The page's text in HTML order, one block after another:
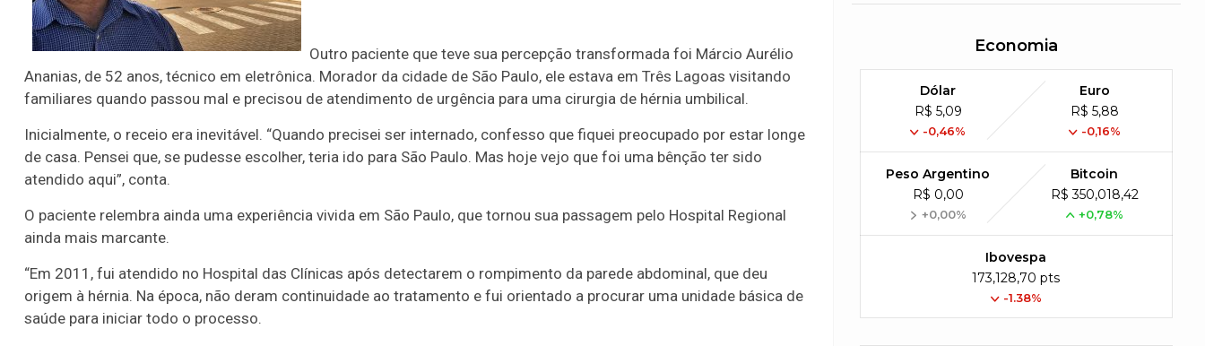
Outro paciente que teve sua percepção transformada foi Márcio Aurélio
Ananias, de 52 anos, técnico em eletrônica. Morador da cidade de São Paulo, ele estava em Três Lagoas visitando
familiares quando passou mal e precisou de atendimento de urgência para uma cirurgia de hérnia umbilical.
Inicialmente, o receio era inevitável. “Quando precisei ser internado, confesso que fiquei preocupado por estar longe
de casa. Pensei que, se pudesse escolher, teria ido para São Paulo. Mas hoje vejo que foi uma bênção ter sido
atendido aqui”, conta.
O paciente relembra ainda uma experiência vivida em São Paulo, que tornou sua passagem pelo Hospital Regional
ainda mais marcante.
“Em 2011, fui atendido no Hospital das Clínicas após detectarem o rompimento da parede abdominal, que deu
origem à hérnia. Na época, não deram continuidade ao tratamento e fui orientado a procurar uma unidade básica de
saúde para iniciar todo o processo.
Economia
Dólar
R$ 5,09
-0,46%
Euro
R$ 5,88
-0,16%
Peso Argentino
R$ 0,00
+0,00%
Bitcoin
R$ 350,018,42
+0,78%
Ibovespa
173,128,70 pts
-1.38%